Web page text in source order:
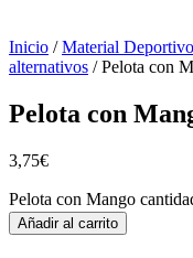
Inicio /Material Deportivo
alternativos / Pelota con
Pelota con
3,75€
Pelota con Mango
Añadir al carrito